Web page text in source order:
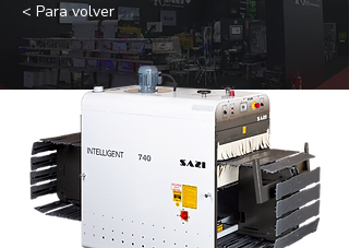
< Para volver